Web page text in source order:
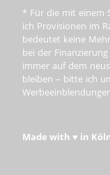
* Für die mit einem
ich Provisionen im
bedeutet keine
bei der
immer auf dem
bleiben – bitte ich
Made with ♥ in